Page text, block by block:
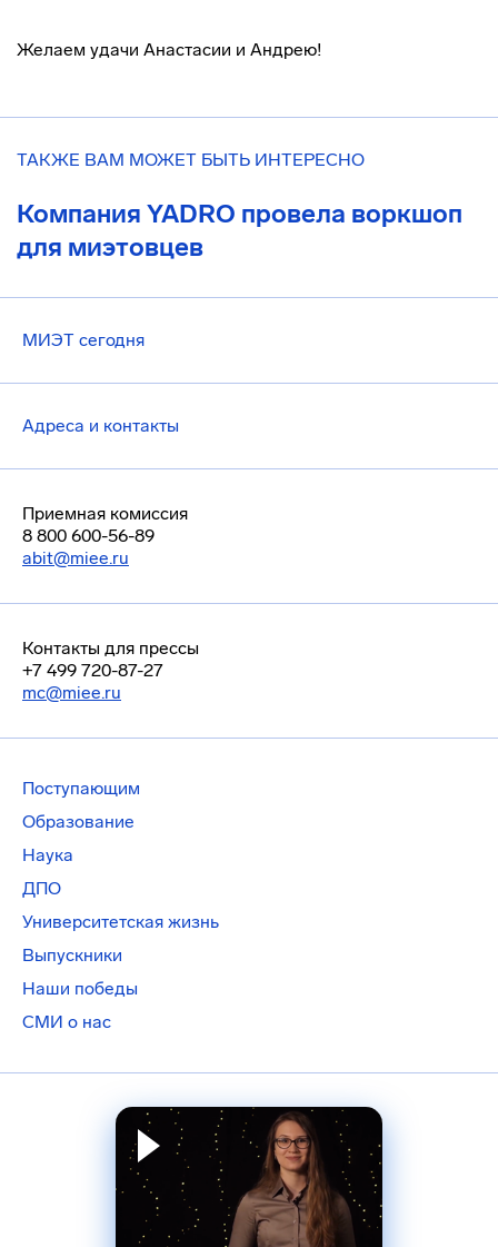
Желаем удачи Анастасии и Андрею!
ТАКЖЕ ВАМ МОЖЕТ БЫТЬ ИНТЕРЕСНО
Компания YADRO провела воркшоп
для миэтовцев
МИЭТ сегодня
Адреса и контакты
Приемная комиссия
8 800 600-56-89
abit@miee.ru
Контакты для прессы
+7 499 720-87-27
mc@miee.ru
Поступающим
Образование
Наука
ДПО
Университетская жизнь
Выпускники
Наши победы
СМИ о нас